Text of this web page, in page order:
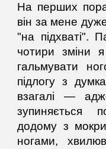
На перших
він за мене
"на підхваті".
чотири зміни
гальмувати
підлогу з
взагалі —
зупиняється
додому з
ногами,